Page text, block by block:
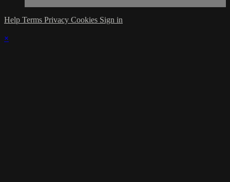
Help Terms Privacy Cookies Sign in
×